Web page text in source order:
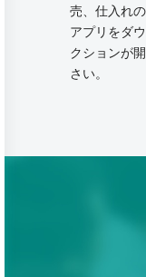
売、仕入れ
アプリをダ
クションが
さい。